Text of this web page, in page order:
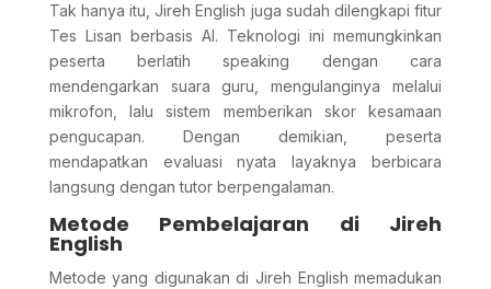
Tak hanya itu, Jireh English juga sudah dilengkapi fitur
Tes Lisan berbasis AI. Teknologi ini memungkinkan
peserta berlatih speaking dengan cara
mendengarkan suara guru, mengulanginya melalui
mikrofon, lalu sistem memberikan skor kesamaan
pengucapan. Dengan demikian, peserta
mendapatkan evaluasi nyata layaknya berbicara
langsung dengan tutor berpengalaman.
Metode Pembelajaran di Jireh
English
Metode yang digunakan di Jireh English memadukan